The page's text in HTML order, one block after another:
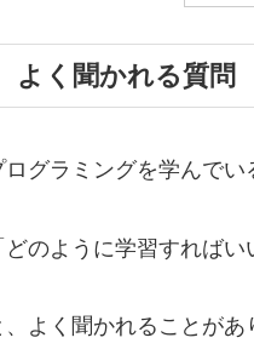
よく聞かれる質問
ログラミングを学んでい
どのように学習すればい
、よく聞かれることがあ